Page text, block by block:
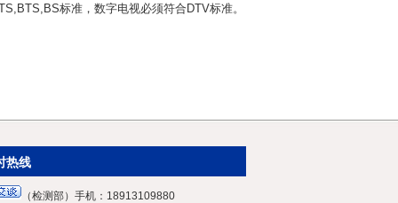
标准，数字电视必须符合DTV标准。
热线
（检测部）手机：18913109880